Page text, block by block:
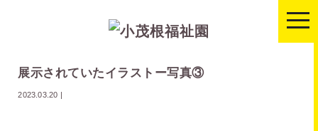
展示されていたイラストー写真③
2023.03.20 |